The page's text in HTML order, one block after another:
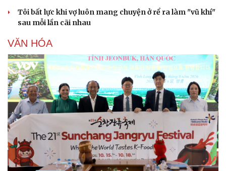
Tôi bất lực khi vợ luôn mang chuyện ở rể ra làm "vũ khí"
sau mỗi lần cãi nhau
VĂN HÓA